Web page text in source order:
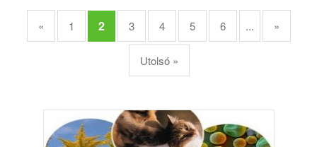
« 1 2 3 4 5 6 ... »
Utolsó »